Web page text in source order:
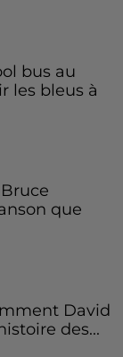
bus au
les bleus à
que
David
des...